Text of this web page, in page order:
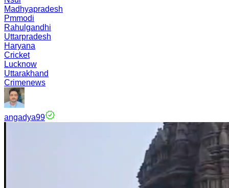
Madhyapradesh
Pmmodi
Rahulgandhi
Uttarpradesh
Haryana
Cricket
Lucknow
Uttarakhand
Crimenews
angadya99